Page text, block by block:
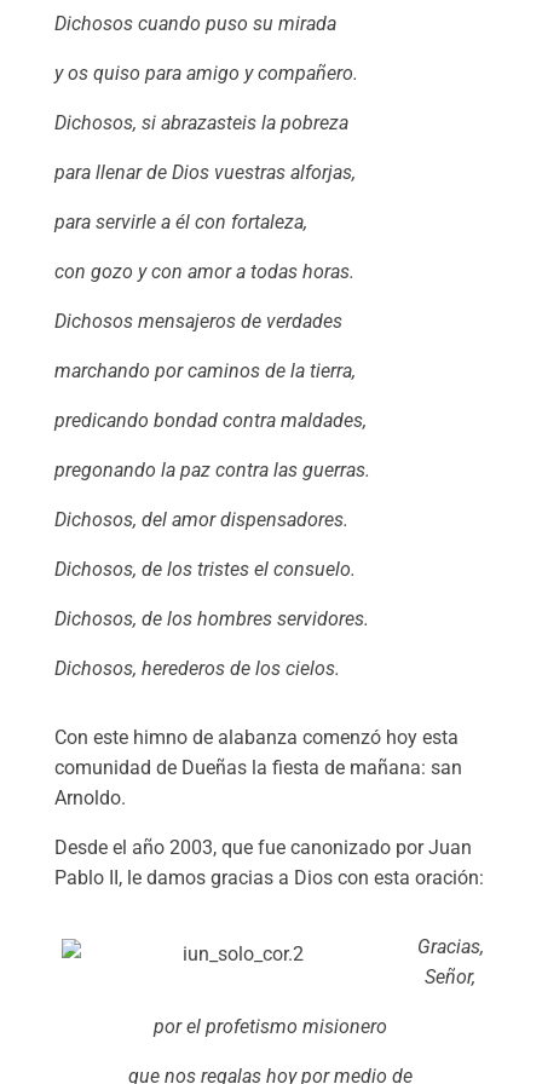
Dichosos cuando puso su mirada
y os quiso para amigo y compañero.
Dichosos, si abrazasteis la pobreza
para llenar de Dios vuestras alforjas,
para servirle a él con fortaleza,
con gozo y con amor a todas horas.
Dichosos mensajeros de verdades
marchando por caminos de la tierra,
predicando bondad contra maldades,
pregonando la paz contra las guerras.
Dichosos, del amor dispensadores.
Dichosos, de los tristes el consuelo.
Dichosos, de los hombres servidores.
Dichosos, herederos de los cielos.
Con este himno de alabanza comenzó hoy esta
comunidad de Dueñas la fiesta de mañana: san
Arnoldo.
Desde el año 2003, que fue canonizado por Juan
Pablo II, le damos gracias a Dios con esta oración:
Gracias,
Señor,
por el profetismo misionero
que nos regalas hoy por medio de